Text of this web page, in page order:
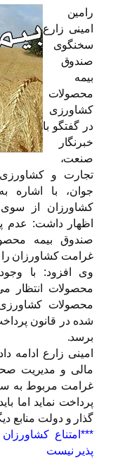
رامین
امینی زارع
سخنگوی
صندوق
بیمه
محصولات
کشاورزی
در گفتگو با
خبرنگار
صنعت،
تجارت و کشاورزی
جوان، با اشاره
کشاورزان از
اظهار داشت: عدم
صندوق بیمه
غرامت کشاورزان را
وی افزود: با
محصولات انتظار
محصولات
شده در قانون
برسد.
امینی زارع ادامه
مالی و مدیریت
غرامت مربوط به
پرداخت نماید اما
گذار و دولت منابع
***امتناع
پذیر نیست